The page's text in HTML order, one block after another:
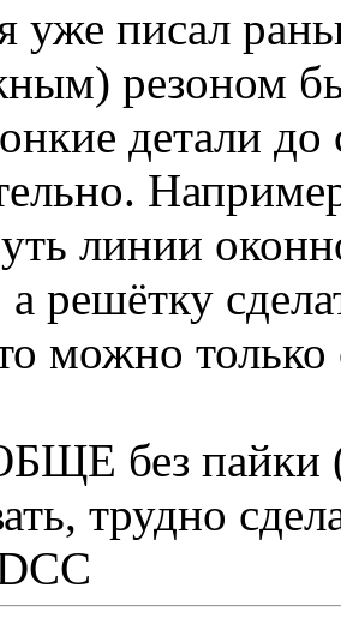
уже писал
резоном
детали
линии
а решётку
можно
без пайки
трудно